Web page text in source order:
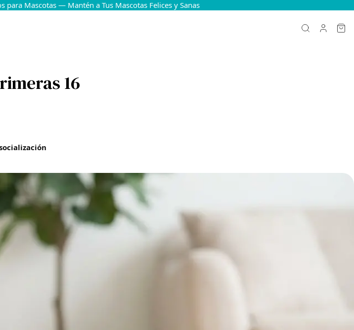
para Mascotas — Mantén a Tus Mascotas Felices y Sanas
16